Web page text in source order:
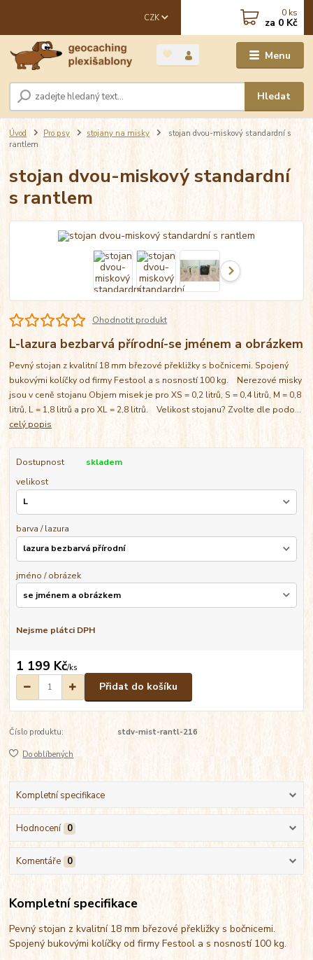
Menu
CZK
Hledat
0 ks
za 0 Kč
Úvod Pro psy stojany na misky
stojan dvou-miskový standardní s
rantlem
stojan dvou-miskový standardní
s rantlem
Ohodnotit produkt
L-lazura bezbarvá přírodní-se jménem a obrázkem
Pevný stojan z kvalitní 18 mm březové překližky s bočnicemi. Spojený
bukovými kolíčky od firmy Festool a s nosností 100 kg. Nerezové misky
jsou v ceně stojanu Objem misek je pro XS = 0,2 litrů, S = 0,4 litrů, M = 0,8
litrů, L = 1,8 litrů a pro XL = 2,8 litrů. Velikost stojanu? Zvolte dle podo...
celý popis
Dostupnost
skladem
velikost
barva / lazura
jméno / obrázek
Nejsme plátci DPH
1 199 Kč/ks
Přidat do košíku
Číslo produktu: stdv-mist-rantl-216
Do oblíbených
Kompletní specifikace
Hodnocení 0
Komentáře 0
Kompletní specifikace
Pevný stojan z kvalitní 18 mm březové překližky s bočnicemi.
Spojený bukovými kolíčky od firmy Festool a s nosností 100 kg.